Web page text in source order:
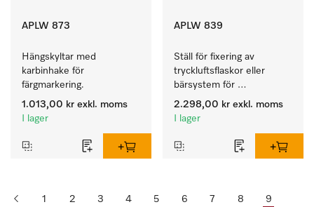
APLW 873
Hängskyltar med
karbinhake för
färgmarkering.
1.013,00 kr exkl. moms
I lager
APLW 839
Ställ för fixering av
tryckluftsflaskor eller
bärsystem för
tryckluftsapparat.
2.298,00 kr exkl. moms
I lager
1 2 3 4 5 6 7 8
9